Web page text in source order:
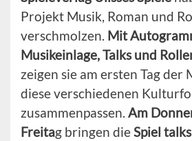
Projekt Musik, Roman und
verschmolzen. Mit
Musikeinlage, Talks und
zeigen sie am ersten Tag der
diese verschiedenen
zusammenpassen. Am
Freitag bringen dieSpiel talks